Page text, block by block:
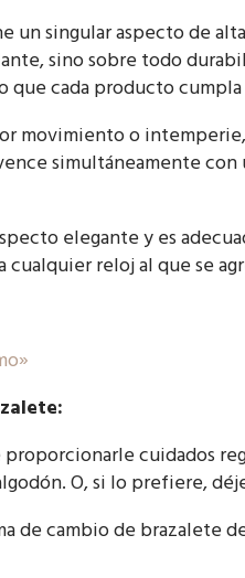
un singular aspecto de
sino sobre todo
cada producto
movimiento o
simultáneamente
elegante y es
reloj al que se
cuidados
O, si lo prefiere,
de cambio de brazalete